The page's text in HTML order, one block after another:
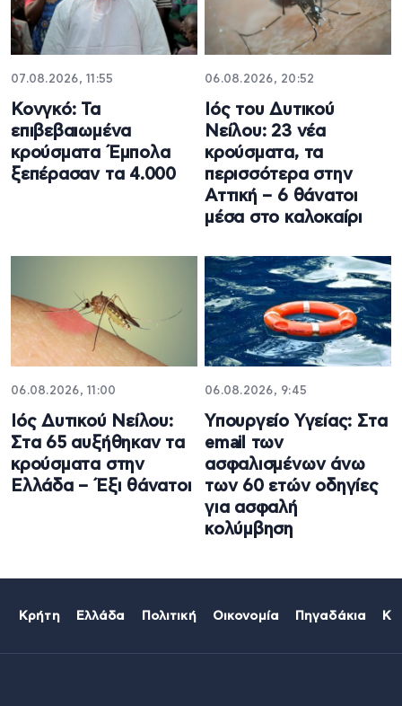
07.08.2026, 11:55
Κονγκό: Τα
επιβεβαιωμένα
κρούσματα Έμπολα
ξεπέρασαν τα 4.000
06.08.2026, 20:52
Ιός του Δυτικού
Νείλου: 23 νέα
κρούσματα, τα
περισσότερα στην
Αττική – 6 θάνατοι
μέσα στο καλοκαίρι
06.08.2026, 11:00
Ιός Δυτικού Νείλου:
Στα 65 αυξήθηκαν τα
κρούσματα στην
Ελλάδα – Έξι θάνατοι
06.08.2026, 9:45
Υπουργείο Υγείας: Στα
email των
ασφαλισμένων άνω
των 60 ετών οδηγίες
για ασφαλή
κολύμβηση
Κρήτη Ελλάδα Πολιτική Οικονομία Πηγαδάκια